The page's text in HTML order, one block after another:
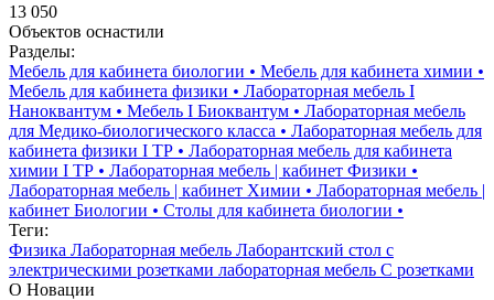
13 050
Объектов оснастили
Разделы:
Мебель для кабинета биологии • Мебель для кабинета химии •
Мебель для кабинета физики • Лабораторная мебель I
Наноквантум • Мебель I Биоквантум • Лабораторная мебель
для Медико-биологического класса • Лабораторная мебель для
кабинета физики I ТР • Лабораторная мебель для кабинета
химии I ТР • Лабораторная мебель | кабинет Физики •
Лабораторная мебель | кабинет Химии • Лабораторная мебель |
кабинет Биологии • Столы для кабинета биологии •
Теги:
Физика Лабораторная мебель Лаборантский стол с
электрическими розетками лабораторная мебель С розетками
О Новации